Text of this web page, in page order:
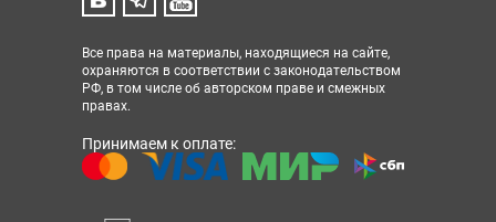
Все права на материалы, находящиеся на сайте,
охраняются в соответствии с законодательством
РФ, в том числе об авторском праве и смежных
правах.
Принимаем к оплате: